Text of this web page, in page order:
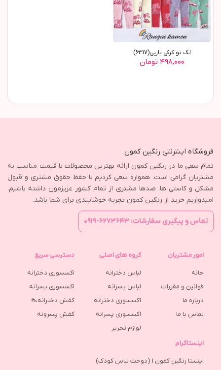
لگ تو کرکی باربی(6317)
۴۹۸,۰۰۰ تومان
فروشگاه اینترنتی رنگین کمون
تمام سعی ما در رنگین کمون ارائه بهترین محصولات با قیمت مناسب به
مشتریان گرامی است. همواره سعی کردیم با حفظ حقوق مشتری و قبول
مشکل و کاستی ها، صدها مشتری از تمام کشور عزیزمون داشته باشیم.
امیدواریم خرید از رنگین کمون تجربه خوشایندی برای شما باشد.
تماس و پیگیری سفارشات: ۶۲۷۳۶۴۳-۰۹۱۹
امور مشتریان
خانه
قوانین و مقررات
درباره ما
تماس با ما
گروه های اصلی
لباس دخترانه
لباس پسرانه
اکسسوری دخترانه
اکسسوری پسرانه
لوازم تحریر
دسترسی سریع
اکسسوری دخترانه
اکسسوری پسرانه
کفش دخترانه👠
كفش پسرونه
اینستاگرام
اینستا رنگین کمون 1 (دوخت لباس کودک)